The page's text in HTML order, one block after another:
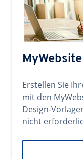
MyWebsite
Erstellen Sie
mit den
Design-
nicht